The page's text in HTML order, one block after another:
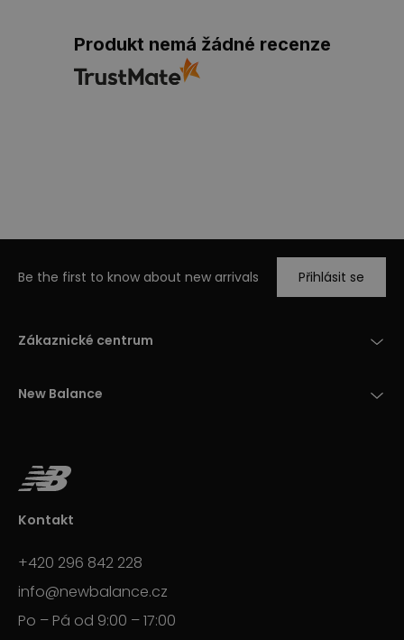
Produkt nemá žádné recenze
Be the first to know about new arrivals Přihlásit se
Zákaznické centrum
New Balance
Kontakt
+420 296 842 228
info@newbalance.cz
Po – Pá od 9:00 – 17:00